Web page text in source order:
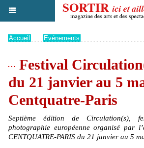
Accueil Evénements
Festival
du 21 janvier au 5
Centquatre-Paris
Septième édition de Circulation(s),
photographie européenne organisé par
CENTQUATRE-PARIS du 21 janvier au 5